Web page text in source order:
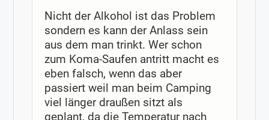
Nicht der Alkohol ist das Problem
sondern es kann der Anlass sein
aus dem man trinkt. Wer schon
zum Koma-Saufen antritt macht es
eben falsch, wenn das aber
passiert weil man beim Camping
viel länger draußen sitzt als
geplant, da die Temperatur nach